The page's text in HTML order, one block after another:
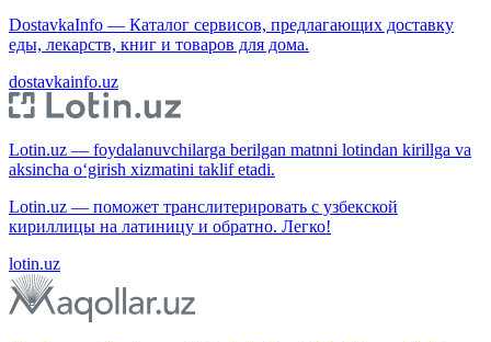
DostavkaInfo — Каталог сервисов, предлагающих доставку
еды, лекарств, книг и товаров для дома.
dostavkainfo.uz
Lotin.uz — foydalanuvchilarga berilgan matnni lotindan kirillga va
aksincha o‘girish xizmatini taklif etadi.
Lotin.uz — поможет транслитерировать с узбекской
кириллицы на латиницу и обратно. Легко!
lotin.uz